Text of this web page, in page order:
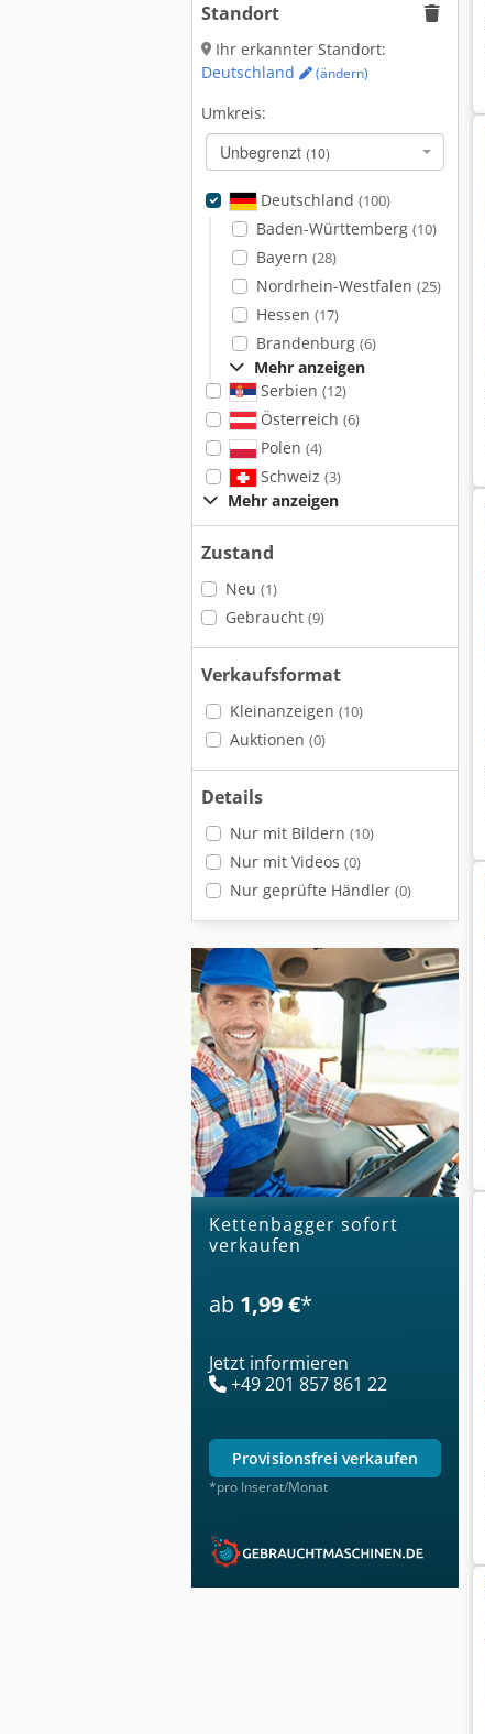
Standort
Ihr erkannter Standort:
Deutschland
(ändern)
Umkreis:
Unbegrenzt (10)
Deutschland (100)
Baden-Württemberg (10)
Bayern (28)
Nordrhein-Westfalen (25)
Hessen (17)
Brandenburg (6)
Mehr anzeigen
Serbien (12)
Österreich (6)
Polen (4)
Schweiz (3)
Mehr anzeigen
Zustand
Neu (1)
Gebraucht (9)
Verkaufsformat
Kleinanzeigen (10)
Auktionen (0)
Details
Nur mit Bildern (10)
Nur mit Videos (0)
Nur geprüfte Händler (0)
Kettenbagger sofort
verkaufen
ab 1,99 €*
Jetzt informieren
+49 201 857 861 22
provisionsfrei verkaufen
*pro Inserat/Monat